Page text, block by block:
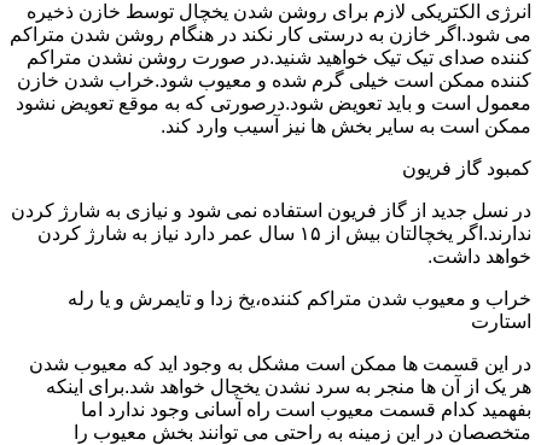
انرژی الکتریکی لازم برای روشن شدن یخچال توسط خازن ذخیره
می شود.اگر خازن به درستی کار نکند در هنگام روشن شدن متراکم
کننده صدای تیک تیک خواهید شنید.در صورت روشن نشدن متراکم
کننده ممکن است خیلی گرم شده و معیوب شود.خراب شدن خازن
معمول است و باید تعویض شود.درصورتی که به موقع تعویض نشود
ممکن است به سایر بخش ها نیز آسیب وارد کند.
کمبود گاز فریون
در نسل جدید از گاز فریون استفاده نمی شود و نیازی به شارژ کردن
ندارند.اگر یخچالتان بیش از ۱۵ سال عمر دارد نیاز به شارژ کردن
خواهد داشت.
خراب و معیوب شدن متراکم کننده،یخ زدا و تایمرش و یا رله
استارت
در این قسمت ها ممکن است مشکل به وجود اید که معیوب شدن
هر یک از آن ها منجر به سرد نشدن یخچال خواهد شد.برای اینکه
بفهمید کدام قسمت معیوب است راه آسانی وجود ندارد اما
متخصصان در این زمینه به راحتی می توانند بخش معیوب را